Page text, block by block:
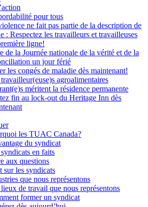
pour tous
ne fait pas partie de la description de
: Respectez les travailleurs et travailleuses
ligne!
de la Journée nationale de la vérité et de la
un jour férié
les congés de maladie dès maintenant!
agroalimentaires
méritent la résidence permanente
fin au lock-out du Heritage Inn dès
les TUAC Canada?
du syndicat
en faits
aux questions
sur les syndicats
que nous représentons
de travail que nous représentons
former un syndicat